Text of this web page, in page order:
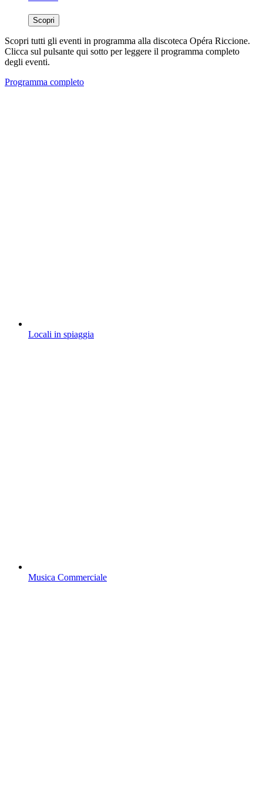
Scopri
Scopri tutti gli eventi in programma alla discoteca Opéra Riccione.
Clicca sul pulsante qui sotto per leggere il programma completo
degli eventi.
Programma completo
Locali in spiaggia
Musica Commerciale